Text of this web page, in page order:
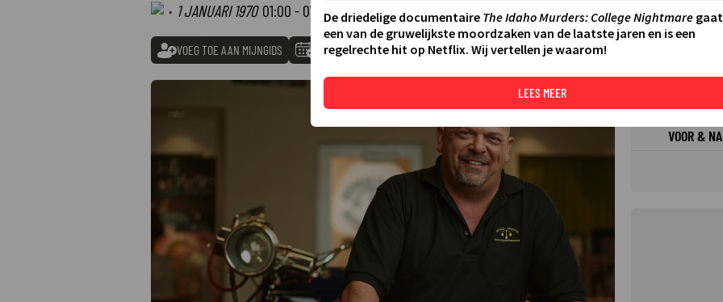
· 1 JANUARI 1970 01:00 - 01:00
VOEG TOE AAN MIJNGIDS TOEVOEGEN AAN AGENDA DELEN
DE
VOOR &
De driedelige documentaire The Idaho Murders: College Nightmaregaat
een van de gruwelijkste moordzaken van de laatste jaren en is een
regelrechte hit op Netflix. Wij vertellen je waarom!
LEES MEER